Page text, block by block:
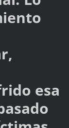
esa